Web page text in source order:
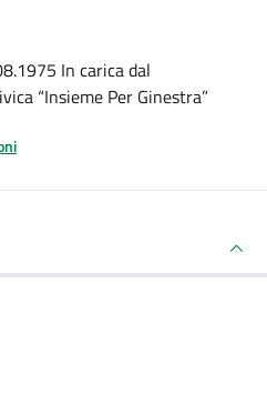
In carica dal
“Insieme Per Ginestra”